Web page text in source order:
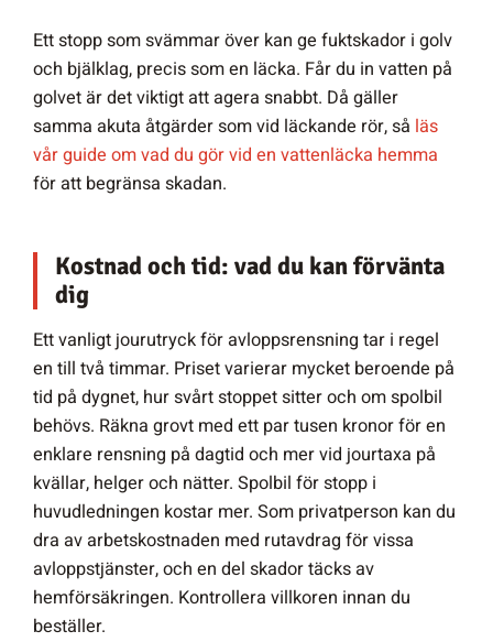
Ett stopp som svämmar över kan ge fuktskador i golv
och bjälklag, precis som en läcka. Får du in vatten på
golvet är det viktigt att agera snabbt. Då gäller
samma akuta åtgärder som vid läckande rör, så läs
vår guide om vad du gör vid en vattenläcka hemma
för att begränsa skadan.
Kostnad och tid: vad du kan förvänta
dig
Ett vanligt jourutryck för avloppsrensning tar i regel
en till två timmar. Priset varierar mycket beroende på
tid på dygnet, hur svårt stoppet sitter och om spolbil
behövs. Räkna grovt med ett par tusen kronor för en
enklare rensning på dagtid och mer vid jourtaxa på
kvällar, helger och nätter. Spolbil för stopp i
huvudledningen kostar mer. Som privatperson kan du
dra av arbetskostnaden med rutavdrag för vissa
avloppstjänster, och en del skador täcks av
hemförsäkringen. Kontrollera villkoren innan du
beställer.